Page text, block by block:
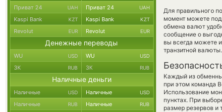
Для правильного
момент можете
обмена валют
сообщение о
вы всегда можете
транзитной валюты.
Каждый из
при этом команда
Использование
пунктах. При
размер резервов и
Приват 24 UAH Приват 24 UAH
Kaspi Bank KZT Kaspi Bank KZT
Revolut EUR Revolut EUR
Денежные переводы
WU USD WU USD
ЗК RUB ЗК RUB
Наличные деньги
Наличные USD Наличные USD
Наличные RUB Наличные RUB